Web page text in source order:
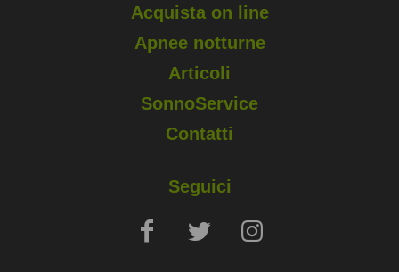
Acquista on line
Apnee notturne
Articoli
SonnoService
Contatti
Seguici